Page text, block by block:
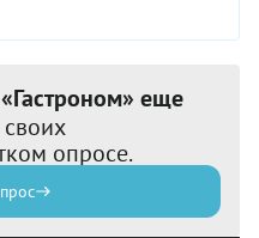
еще
опросе.